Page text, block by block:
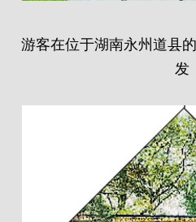
游客在位于湖南永州道县
发